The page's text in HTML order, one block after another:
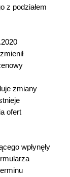
z podziałem
zmiany
ofert
wpłynęły